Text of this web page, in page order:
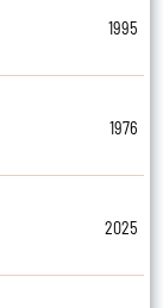
1995
1976
2025